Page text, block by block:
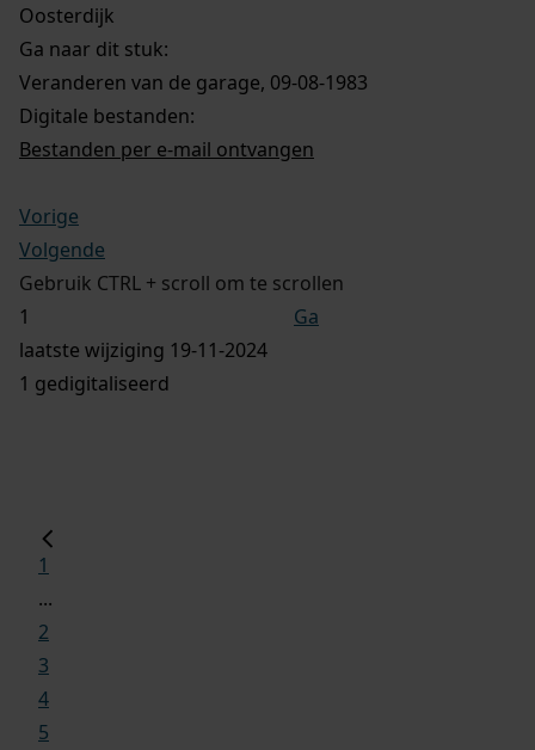
Oosterdijk
Ga naar dit stuk:
Veranderen van de garage, 09-08-1983
Digitale bestanden:
Bestanden per e-mail ontvangen
Vorige
Volgende
Gebruik CTRL + scroll om te scrollen
Ga
laatste wijziging 19-11-2024
1 gedigitaliseerd
1
...
2
3
4
5